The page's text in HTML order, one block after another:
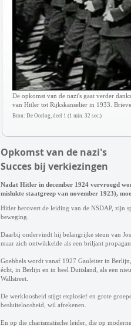
De opkomst van de nazi's gaat verder
van Hitler tot Rijkskanselier in 1933.
Bron: De Oorlog, deel 1 (1 min. 32 sec.)
Opkomst van de nazi's
Succes bij verkiezingen
Nadat Hitler in december 1924 vervroegd
mislukte staatgreep van november 1923),
Hitler herovert de leiding van de NSDAP, zijn
beweging.
Daarbij ondervindt hij belangrijke steun van
maar zich ontwikkelde als een briljant
Goebbels wordt vanaf 1927 Gauleiter in
écht, in Berlijn en in heel Duitsland, als een
Wallstreet.
De werkloosheid stijgt explosief en grote
besluiteloosheid, wil afrekenen.
En op die charismatische leider, die op